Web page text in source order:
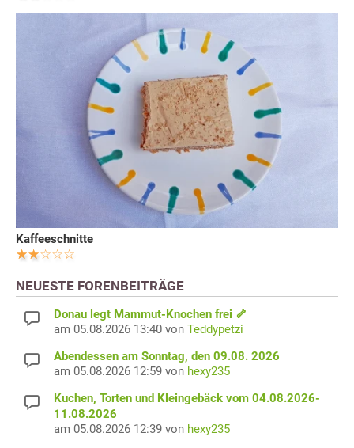
Kaffeeschnitte
NEUESTE FORENBEITRÄGE
Donau legt Mammut-Knochen frei 🦴
am 05.08.2026 13:40 von Teddypetzi
Abendessen am Sonntag, den 09.08. 2026
am 05.08.2026 12:59 von hexy235
Kuchen, Torten und Kleingebäck vom 04.08.2026-
11.08.2026
am 05.08.2026 12:39 von hexy235